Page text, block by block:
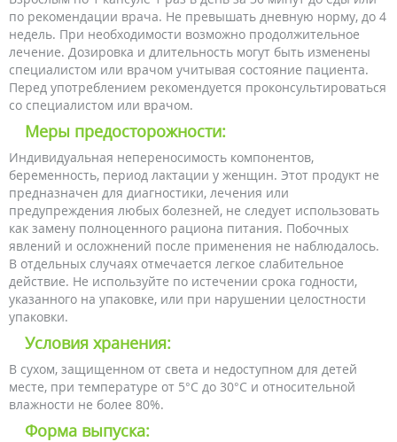
по рекомендации врача. Не превышать дневную норму, до 4
недель. При необходимости возможно продолжительное
лечение. Дозировка и длительность могут быть изменены
специалистом или врачом учитывая состояние пациента.
Перед употреблением рекомендуется проконсультироваться
со специалистом или врачом.
Меры предосторожности:
Индивидуальная непереносимость компонентов,
беременность, период лактации у женщин. Этот продукт не
предназначен для диагностики, лечения или
предупреждения любых болезней, не следует использовать
как замену полноценного рациона питания. Побочных
явлений и осложнений после применения не наблюдалось.
В отдельных случаях отмечается легкое слабительное
действие. Не используйте по истечении срока годности,
указанного на упаковке, или при нарушении целостности
упаковки.
Условия хранения:
В сухом, защищенном от света и недоступном для детей
месте, при температуре от 5°С до 30°С и относительной
влажности не более 80%.
Форма выпуска: